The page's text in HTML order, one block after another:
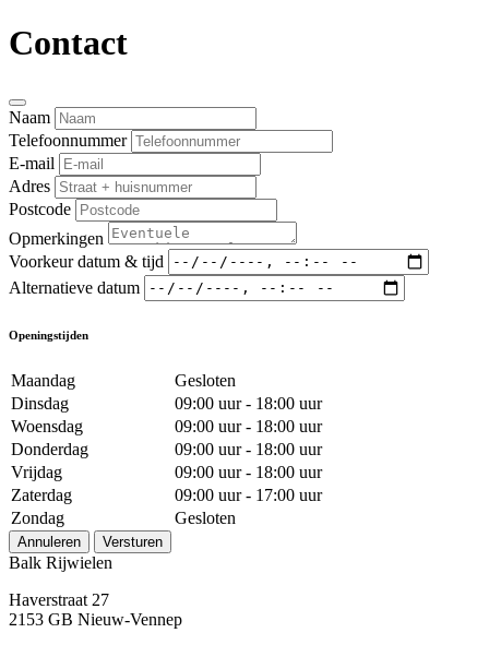
Contact
Naam
Telefoonnummer
E-mail
Adres
Postcode
Opmerkingen
Voorkeur datum & tijd
Alternatieve datum
Openingstijden
Maandag
Gesloten
Dinsdag
09:00 uur - 18:00 uur
Woensdag
09:00 uur - 18:00 uur
Donderdag
09:00 uur - 18:00 uur
Vrijdag
09:00 uur - 18:00 uur
Zaterdag
09:00 uur - 17:00 uur
Zondag
Gesloten
Annuleren Versturen
Balk Rijwielen
Haverstraat 27
2153 GB Nieuw-Vennep